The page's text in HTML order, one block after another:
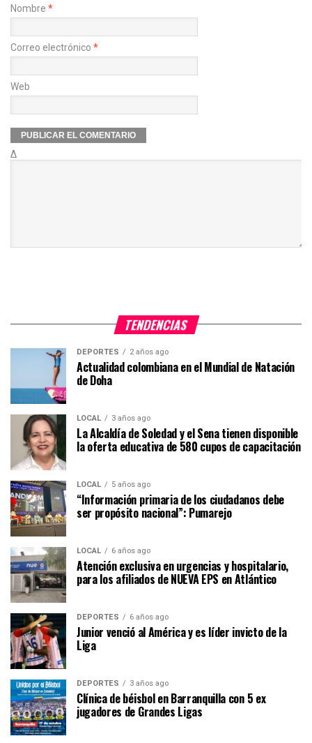
Nombre *
Correo electrónico *
Web
Δ
TENDENCIAS
DEPORTES 2 años ago
Actualidad colombiana en el Mundial de Natación
de Doha
LOCAL 3 años ago
La Alcaldía de Soledad y el Sena tienen disponible
la oferta educativa de 580 cupos de capacitación
LOCAL 5 años ago
“Información primaria de los ciudadanos debe
ser propósito nacional”: Pumarejo
LOCAL 6 años ago
Atención exclusiva en urgencias y hospitalario,
para los afiliados de NUEVA EPS en Atlántico
DEPORTES 6 años ago
Junior venció al América y es líder invicto de la
Liga
DEPORTES 3 años ago
Clínica de béisbol en Barranquilla con 5 ex
jugadores de Grandes Ligas